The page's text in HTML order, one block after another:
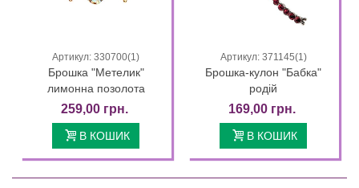
Артикул: 330700(1)
Брошка "Метелик"
лимонна позолота
259,00 грн.
В КОШИК
Артикул: 371145(1)
Брошка-кулон "Бабка"
родій
169,00 грн.
В КОШИК